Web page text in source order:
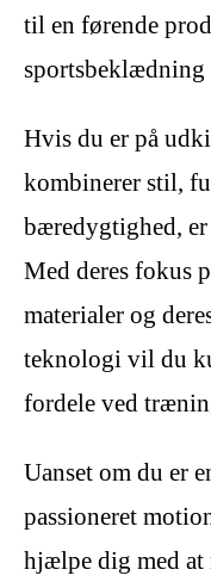
til en førende
sportsbeklædning
Hvis du er på
kombinerer stil,
bæredygtighed,
Med deres fokus
materialer og
teknologi vil du
fordele ved
Uanset om du er
passioneret
hjælpe dig med at